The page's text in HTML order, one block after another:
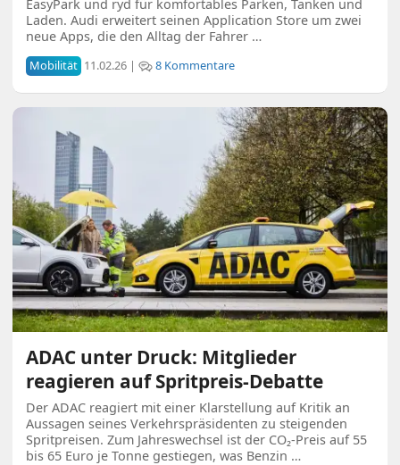
EasyPark und ryd für komfortables Parken, Tanken und
Laden. Audi erweitert seinen Application Store um zwei
neue Apps, die den Alltag der Fahrer …
Mobilität 11.02.26 | 8 Kommentare
ADAC unter Druck: Mitglieder
reagieren auf Spritpreis-Debatte
Der ADAC reagiert mit einer Klarstellung auf Kritik an
Aussagen seines Verkehrspräsidenten zu steigenden
Spritpreisen. Zum Jahreswechsel ist der CO₂-Preis auf 55
bis 65 Euro je Tonne gestiegen, was Benzin …